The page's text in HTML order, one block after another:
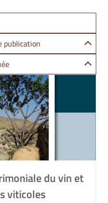
publication
du vin et
viticoles